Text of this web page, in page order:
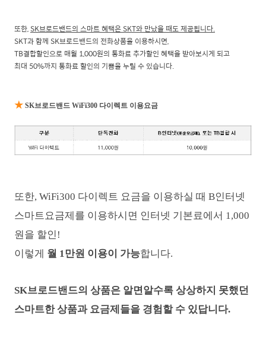
또한,SK브로드밴드의 스마트 혜택은 SKT와 만났을 때도 제공됩니다.
SKT과 함께 SK브로드밴드의 전화상품을 이용하시면,
TB결합할인으로 매월 1,000원의 통화료 추가할인 혜택을 받아보시게 되고
최대 50%까지 통화료 할인의 기쁨을 누릴 수 있습니다.
★ SK브로드밴드 WiFi300 다이렉트 이용요금
또한, WiFi300 다이렉트 요금을 이용하실 때 B인터넷
스마트요금제를 이용하시면 인터넷 기본료에서 1,000
원을 할인!
이렇게 월 1만원 이용이 가능합니다.
SK브로드밴드의 상품은 알면알수록 상상하지 못했던
스마트한 상품과 요금제들을 경험할 수 있답니다.